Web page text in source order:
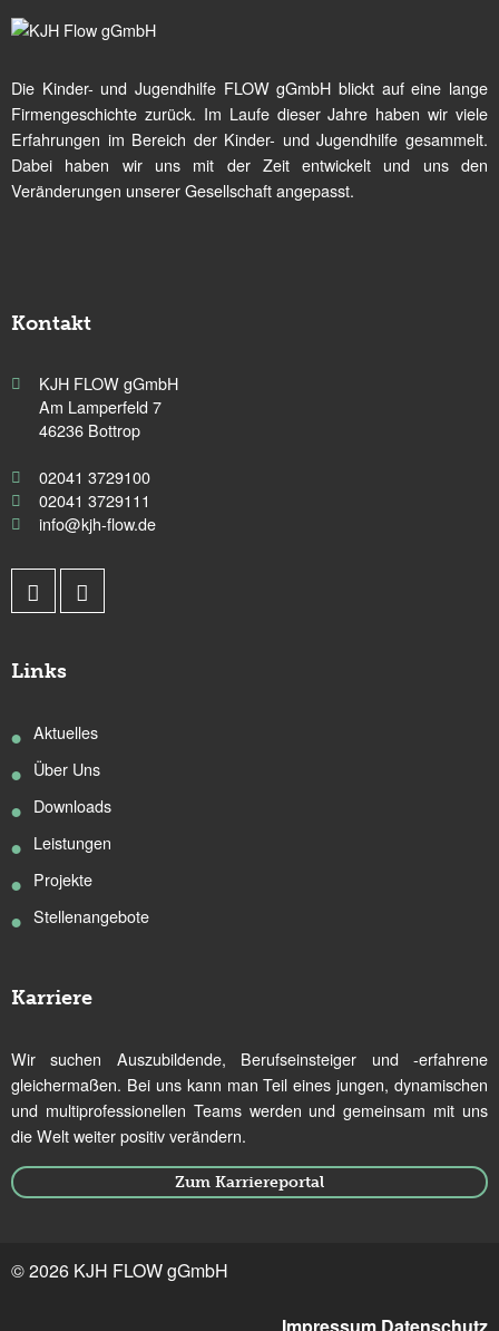
Die Kinder- und Jugendhilfe FLOW gGmbH blickt auf eine lange
Firmengeschichte zurück. Im Laufe dieser Jahre haben wir viele
Erfahrungen im Bereich der Kinder- und Jugendhilfe gesammelt.
Dabei haben wir uns mit der Zeit entwickelt und uns den
Veränderungen unserer Gesellschaft angepasst.
Kontakt
KJH FLOW gGmbH
Am Lamperfeld 7
46236 Bottrop
02041 3729100
02041 3729111
info@kjh-flow.de
Links
Aktuelles
Über Uns
Downloads
Leistungen
Projekte
Stellenangebote
Karriere
Wir suchen Auszubildende, Berufseinsteiger und -erfahrene
gleichermaßen. Bei uns kann man Teil eines jungen, dynamischen
und multiprofessionellen Teams werden und gemeinsam mit uns
die Welt weiter positiv verändern.
Zum Karriereportal
© 2026 KJH FLOW gGmbH